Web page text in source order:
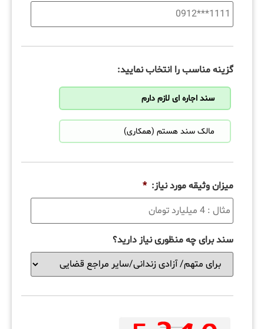
گزینه مناسب را انتخاب نمایید:
سند اجاره ای لازم دارم
مالک سند هستم (همکاری)
میزان وثیقه مورد نیاز: *
سند برای چه منظوری نیاز دارید؟